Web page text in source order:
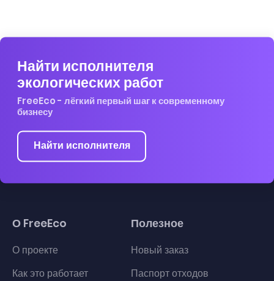
Найти исполнителя
экологических работ
FreeEco - лёгкий первый шаг к современному
бизнесу
Найти исполнителя
О FreeEco
О проекте
Как это работает
Полезное
Новый заказ
Паспорт отходов